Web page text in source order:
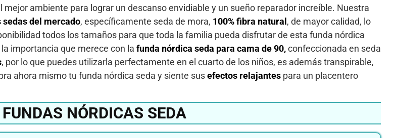
mejor ambiente para lograr un descanso envidiable y un sueño reparador increíble. Nuestra
del mercado, específicamente seda de mora, 100% fibra natural, de mayor calidad, lo
todos los tamaños para que toda la familia pueda disfrutar de esta funda nórdica
importancia que merece con la funda nórdica seda para cama de 90,confeccionada en seda
, por lo que puedes utilizarla perfectamente en el cuarto de los niños, es además transpirable,
ahora mismo tu funda nórdica seda y siente susefectos relajantes para un placentero
NÓRDICAS SEDA